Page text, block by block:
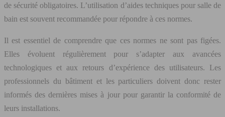
de sécurité obligatoires. L’utilisation d’aides techniques pour salle de
bain est souvent recommandée pour répondre à ces normes.
Il est essentiel de comprendre que ces normes ne sont pas figées.
Elles évoluent régulièrement pour s’adapter aux avancées
technologiques et aux retours d’expérience des utilisateurs. Les
professionnels du bâtiment et les particuliers doivent donc rester
informés des dernières mises à jour pour garantir la conformité de
leurs installations.